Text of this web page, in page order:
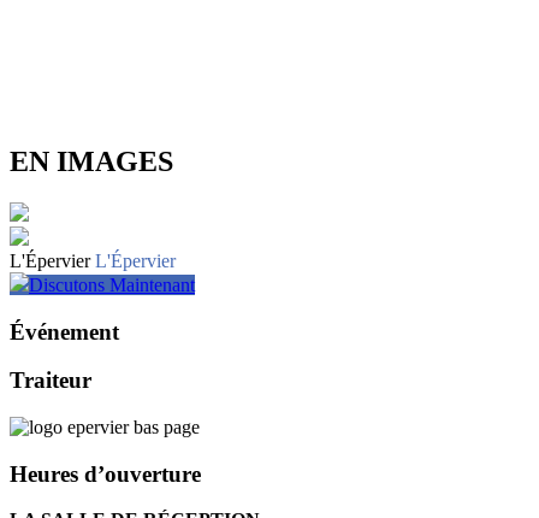
EN IMAGES
L'Épervier L'Épervier
Discutons Maintenant
Événement
Traiteur
Heures d’ouverture